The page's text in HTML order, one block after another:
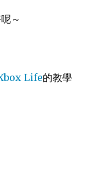
～
Life的教學